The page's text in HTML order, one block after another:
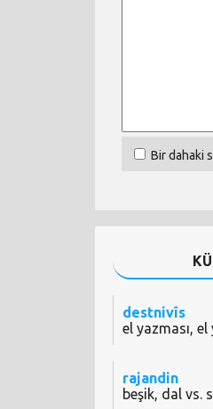
Bir dahaki
destnivîs
el yazması, el
rajandin
beşik, dal vs.